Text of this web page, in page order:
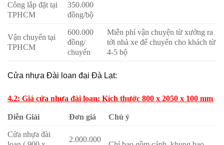
Công lắp đặt tại
TPHCM
350.000
đồng/bộ
Vận chuyển tại
TPHCM
600.000
đồng/
chuyến
Miễn phí vận chuyện từ xưởng ra
tới nhà xe để chuyển cho khách từ
4-5 bộ
Cửa nhựa Đài loan đại Đà Lạt:
4.2: Giá cửa nhựa đài loan: Kích thước 800 x 2050 x 100 mm
Diễn Giải Đơn giá Chú ý
Cửa nhựa đài
2.000.000